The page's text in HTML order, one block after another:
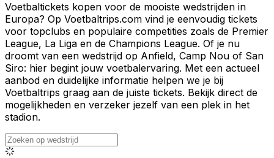
Voetbaltickets kopen voor de mooiste wedstrijden in
Europa? Op Voetbaltrips.com vind je eenvoudig tickets
voor topclubs en populaire competities zoals de Premier
League, La Liga en de Champions League. Of je nu
droomt van een wedstrijd op Anfield, Camp Nou of San
Siro: hier begint jouw voetbalervaring. Met een actueel
aanbod en duidelijke informatie helpen we je bij
Voetbaltrips graag aan de juiste tickets. Bekijk direct de
mogelijkheden en verzeker jezelf van een plek in het
stadion.